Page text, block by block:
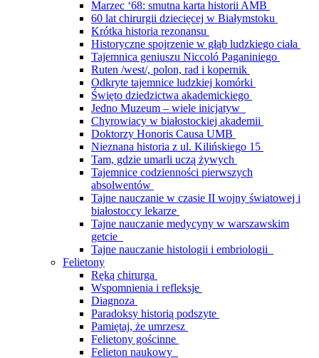
Marzec ‘68: smutna karta historii AMB
60 lat chirurgii dziecięcej w Białymstoku
Krótka historia rezonansu
Historyczne spojrzenie w głąb ludzkiego ciała
Tajemnica geniuszu Niccoló Paganiniego
Ruten /west/, polon, rad i kopernik
Odkryte tajemnice ludzkiej komórki
Święto dziedzictwa akademickiego
Jedno Muzeum – wiele inicjatyw
Chyrowiacy w białostockiej akademii
Doktorzy Honoris Causa UMB
Nieznana historia z ul. Kilińskiego 15
Tam, gdzie umarli uczą żywych
Tajemnice codzienności pierwszych
absolwentów
Tajne nauczanie w czasie II wojny światowej i
białostoccy lekarze
Tajne nauczanie medycyny w warszawskim
getcie
Tajne nauczanie histologii i embriologii
Felietony
Ręką chirurga
Wspomnienia i refleksje
Diagnoza
Paradoksy historią podszyte
Pamiętaj, że umrzesz
Felietony gościnne
Felieton naukowy